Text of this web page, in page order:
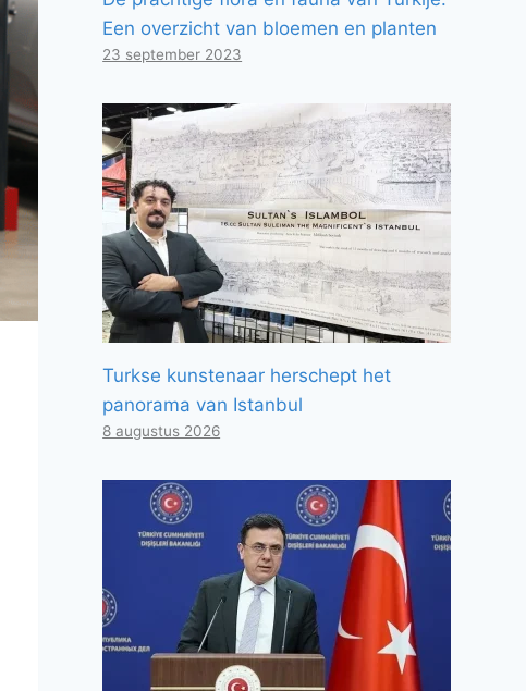
Een overzicht van bloemen en planten
23 september 2023
Turkse kunstenaar herschept het
panorama van Istanbul
8 augustus 2026